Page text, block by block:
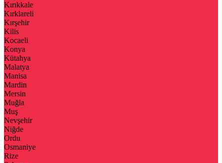
Kırıkkale
Kırklareli
Kırşehir
Kilis
Kocaeli
Konya
Kütahya
Malatya
Manisa
Mardin
Mersin
Muğla
Muş
Nevşehir
Niğde
Ordu
Osmaniye
Rize